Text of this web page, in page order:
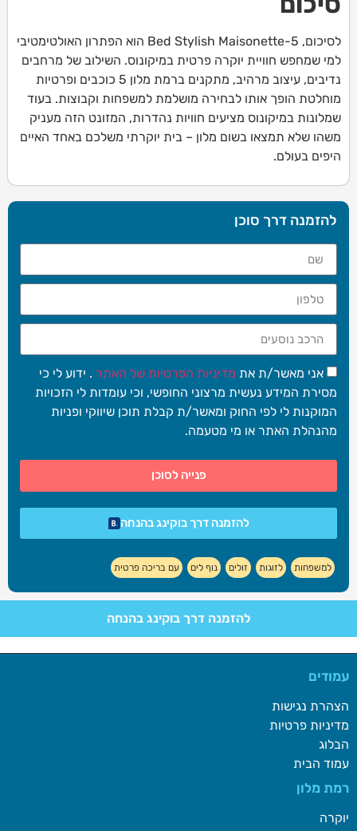
לסיכום, 5-Bed Stylish Maisonette הוא הפתרון האולטימטיבי
למי שמחפש חוויית יוקרה פרטית במיקונוס. השילוב של מרחבים
נדיבים, עיצוב מרהיב, מתקנים ברמת מלון 5 כוכבים ופרטיות
מוחלטת הופך אותו לבחירה מושלמת למשפחות וקבוצות. בעוד
שמלונות במיקונוס מציעים חוויות נהדרות, המזונט הזה מעניק
משהו שלא תמצאו בשום מלון – בית יוקרתי משלכם באחד האיים
היפים בעולם.
להזמנה דרך סוכן
אני מאשר/ת את מדיניות הפרטיות של האתר . ידוע לי כי
מסירת המידע נעשית מרצוני החופשי, וכי עומדות לי הזכויות
המוקנות לי לפי החוק ומאשר/ת קבלת תוכן שיווקי ופניות
מהנהלת האתר או מי מטעמה.
פנייה לסוכן
להזמנה דרך בוקינג בהנחה
למשפחות לזוגות זולים נוף לים עם בריכה פרטית
להזמנה דרך בוקינג בהנחה
עמודים
הצהרת נגישות
מדיניות פרטיות
הבלוג
עמוד הבית
רמת מלון
יוקרה